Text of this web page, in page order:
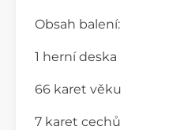
Obsah balení:
1 herní deska
66 karet věku
7 karet cechů